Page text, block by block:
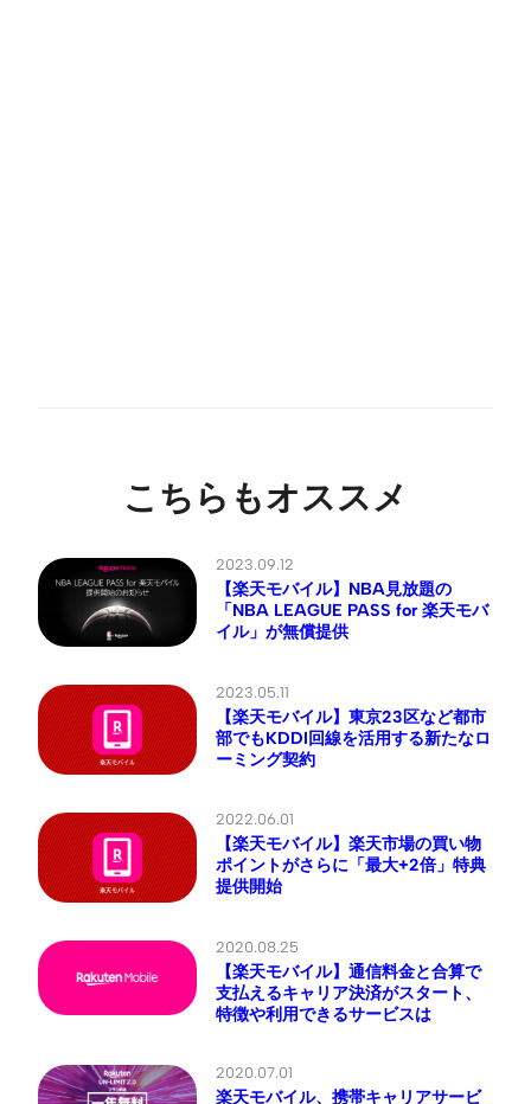
こちらもオススメ
2023.09.12
【楽天モバイル】NBA見放題の
「NBA LEAGUE PASS for 楽天モバ
イル」が無償提供
2023.05.11
【楽天モバイル】東京23区など都市
部でもKDDI回線を活用する新たなロ
ーミング契約
2022.06.01
【楽天モバイル】楽天市場の買い物
ポイントがさらに「最大+2倍」特典
提供開始
2020.08.25
【楽天モバイル】通信料金と合算で
支払えるキャリア決済がスタート、
特徴や利用できるサービスは
2020.07.01
楽天モバイル、携帯キャリアサービ